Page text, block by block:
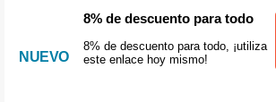
NUEVO
8% de descuento para todo
8% de descuento para todo, ¡utiliza
este enlace hoy mismo!